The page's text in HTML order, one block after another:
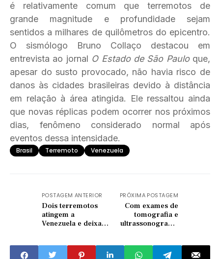
é relativamente comum que terremotos de
grande magnitude e profundidade sejam
sentidos a milhares de quilômetros do epicentro.
O sismólogo Bruno Collaço destacou em
entrevista ao jornal O Estado de São Pauloque,
apesar do susto provocado, não havia risco de
danos às cidades brasileiras devido à distância
em relação à área atingida. Ele ressaltou ainda
que novas réplicas podem ocorrer nos próximos
dias, fenômeno considerado normal após
eventos dessa intensidade.
Brasil Terremoto Venezuela
POSTAGEM ANTERIOR
Dois terremotos
atingem a
Venezuela e deixam
projeta 100 mil
PRÓXIMA POSTAGEM
Com exames de
tomografia e
ultrassonografia,
carreta da imagem